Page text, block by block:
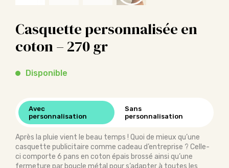
Casquette personnalisée en
coton – 270 gr
Disponible
Avec
personnalisation
Sans
personnalisation
Après la pluie vient le beau temps ! Quoi de mieux qu’une
casquette publicitaire comme cadeau d’entreprise ? Celle-
ci comporte 6 pans en coton épais brossé ainsi qu’une
fermeture par boucle métal pour s’adapter à toutes les